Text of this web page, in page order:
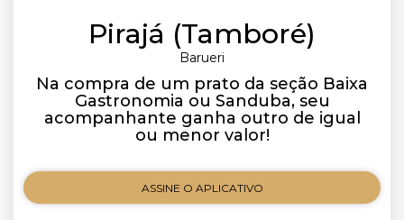
Pirajá (Tamboré)
Barueri
Na compra de um prato da seção Baixa
Gastronomia ou Sanduba, seu
acompanhante ganha outro de igual
ou menor valor!
ASSINE O APLICATIVO